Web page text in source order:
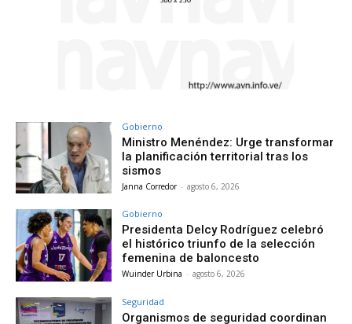
Gobierno
Ministro Menéndez: Urge transformar
la planificación territorial tras los
sismos
Janna Corredor - agosto 6, 2026
Gobierno
Presidenta Delcy Rodríguez celebró
el histórico triunfo de la selección
femenina de baloncesto
Wuinder Urbina - agosto 6, 2026
Seguridad
Organismos de seguridad coordinan